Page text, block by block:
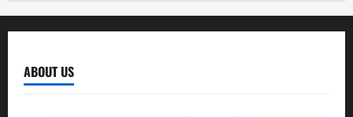
ABOUT US